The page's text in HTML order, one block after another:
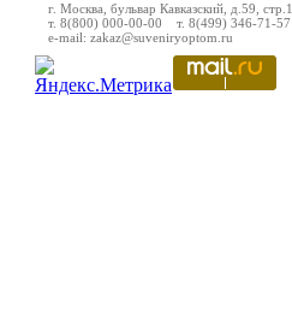
г. Москва, бульвар Кавказский, д.59, стр.1
т. 8(800) 000-00-00 т. 8(499) 346-71-57
e-mail: zakaz@suveniryoptom.ru